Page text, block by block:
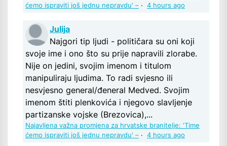
ćemo ispraviti još jednu nepravdu' – · 4 hours ago
Julija
Najgori tip ljudi - političara su oni koji
svoje ime i ono što su prije napravili zlorabe.
Nije on jedini, svojim imenom i titulom
manipuliraju ljudima. To radi svjesno ili
nesvjesno general/đeneral Medved. Svojim
imenom štiti plenkovića i njegovo slavljenje
partizanske vojske (Brezovica),...
Najavljena važna promjena za hrvatske branitelje: 'Time
ćemo ispraviti još jednu nepravdu' – · 4 hours ago